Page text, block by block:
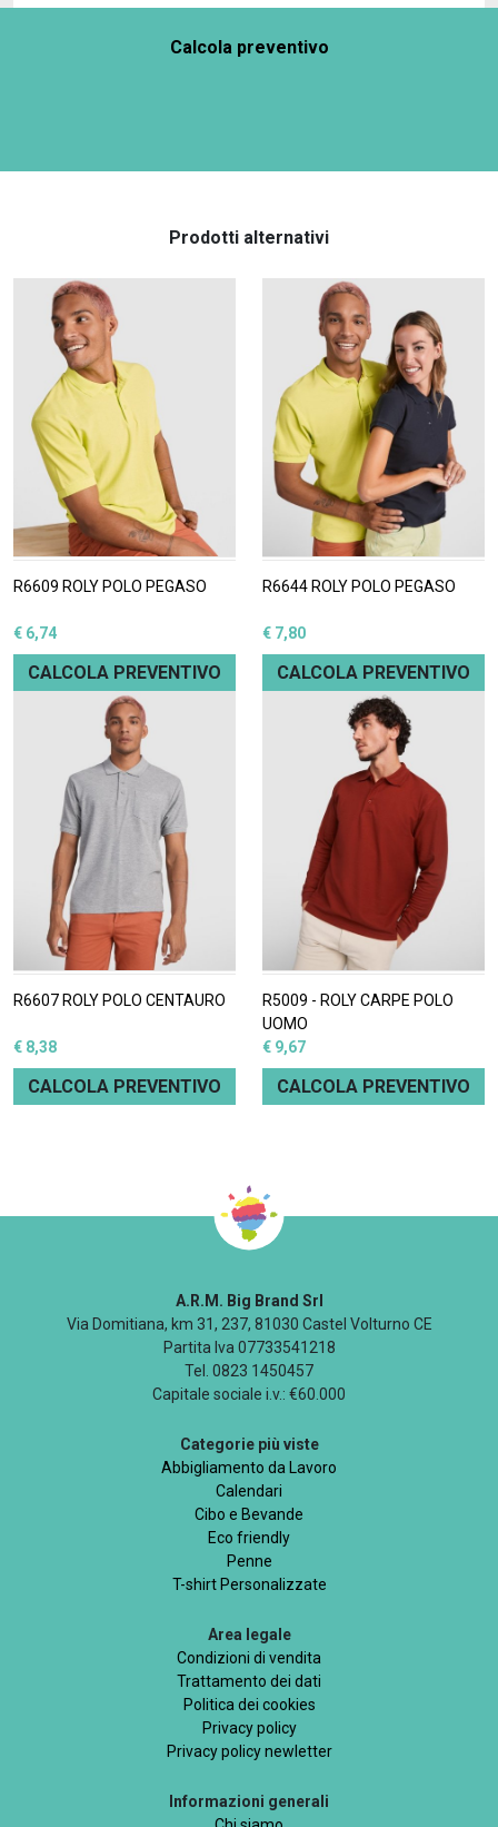
Calcola preventivo
Prodotti alternativi
R6609 ROLY POLO PEGASO
€ 6,74
CALCOLA PREVENTIVO
R6644 ROLY POLO PEGASO
€ 7,80
CALCOLA PREVENTIVO
R6607 ROLY POLO CENTAURO
€ 8,38
CALCOLA PREVENTIVO
R5009 - ROLY CARPE POLO
UOMO
€ 9,67
CALCOLA PREVENTIVO
A.R.M. Big Brand Srl
Via Domitiana, km 31, 237, 81030 Castel Volturno CE
Partita Iva 07733541218
Tel. 0823 1450457
Capitale sociale i.v.: €60.000
Categorie più viste
Abbigliamento da Lavoro
Calendari
Cibo e Bevande
Eco friendly
Penne
T-shirt Personalizzate
Area legale
Condizioni di vendita
Trattamento dei dati
Politica dei cookies
Privacy policy
Privacy policy newletter
Informazioni generali